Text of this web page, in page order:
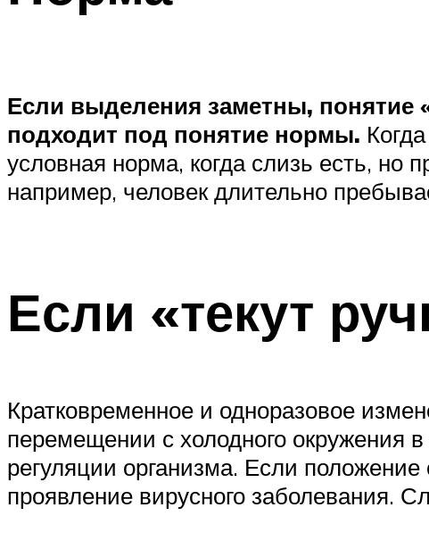
Если выделения заметны, понятие
подходит под понятие нормы.
условная норма, когда слизь есть, но
например, человек длительно
Если «текут
Кратковременное и одноразовое
перемещении с холодного окружения
регуляции организма. Если
проявление вирусного заболевания.